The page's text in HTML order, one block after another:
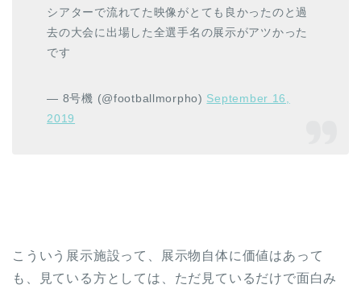
シアターで流れてた映像がとても良かったのと過
去の大会に出場した全選手名の展示がアツかった
です
— 8号機 (@footballmorpho) September 16,
2019
こういう展示施設って、展示物自体に価値はあって
も、見ている方としては、ただ見ているだけで面白み